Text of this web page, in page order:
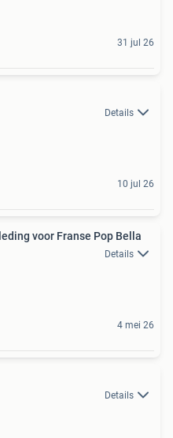
31 jul 26
Details
10 jul 26
voor Franse Pop Bella
Details
4 mei 26
Details